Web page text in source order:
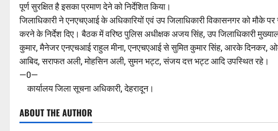
पूर्ण सुरक्षित है इसका प्रमाण देने को निर्देशित किया।
जिलाधिकारी ने एनएचएआई के अधिकारियों एवं उप जिलाधिकारी विकासनगर को मौके
करने के निर्देश दिए। बैठक में वरिष्ठ पुलिस अधीक्षक अजय सिंह, उप जिलाधिकारी
कुमार, मैनेजर एनएचआई राहुल मीना, एनएचएआई से सुमित कुमार सिंह, आरके दिनकर,
आबिद, सराफत अली, मोहसिन अली, सुमन भट्ट, संजय दत्त भट्ट आदि उपस्थित रहे।
—0—
कार्यालय जिला सूचना अधिकारी, देहरादून।
ABOUT THE AUTHOR